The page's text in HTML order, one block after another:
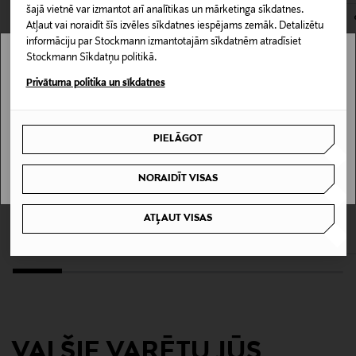
šajā vietnē var izmantot arī analītikas un mārketinga sīkdatnes.
Atļaut vai noraidīt šīs izvēles sīkdatnes iespējams zemāk. Detalizētu
informāciju par Stockmann izmantotajām sīkdatnēm atradīsiet
Stockmann Sīkdatņu politikā.
Privātuma politika un sīkdatnes
PIELĀGOT
NORAIDĪT VISAS
ATĻAUT VISAS
Mazgāt tikai ar rokām.
Materiāls
100% poliesters
Kopšanas instrukcijas
Mazgāšanas instrukcijas
BALLET PINK
Ražotājvalsts
Ražotāja daļas numurs
LINDEX
LIL' ATELIER
NmfDimia kleita
Stockmann nav pieejams tavā valstī.
I UNDERSTAND